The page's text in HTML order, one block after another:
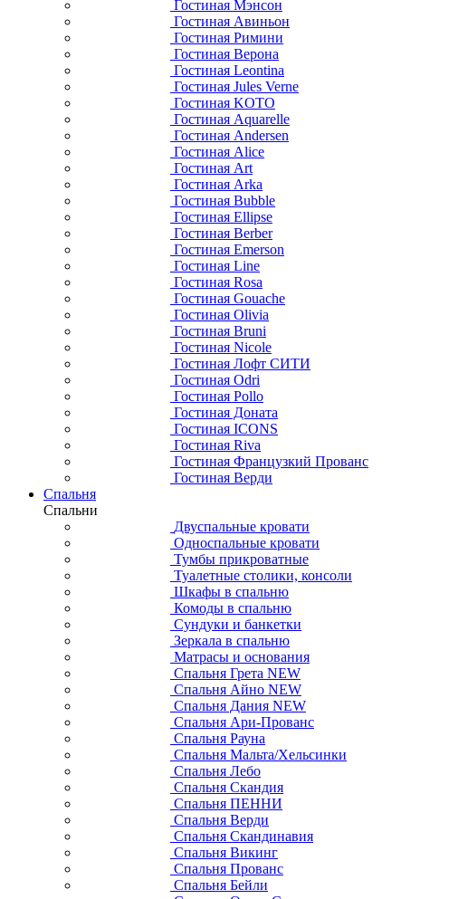
Гостиная Мэнсон
Гостиная Авиньон
Гостиная Римини
Гостиная Верона
Гостиная Leontina
Гостиная Jules Verne
Гостиная KOTO
Гостиная Aquarelle
Гостиная Andersen
Гостиная Alice
Гостиная Art
Гостиная Arka
Гостиная Bubble
Гостиная Ellipse
Гостиная Berber
Гостиная Emerson
Гостиная Line
Гостиная Rosa
Гостиная Gouache
Гостиная Olivia
Гостиная Bruni
Гостиная Nicole
Гостиная Лофт СИТИ
Гостиная Odri
Гостиная Pollo
Гостиная Доната
Гостиная ICONS
Гостиная Riva
Гостиная Французкий Прованс
Гостиная Верди
Спальня
Спальни
Двуспальные кровати
Односпальные кровати
Тумбы прикроватные
Туалетные столики, консоли
Шкафы в спальню
Комоды в спальню
Сундуки и банкетки
Зеркала в спальню
Матрасы и основания
Спальня Грета NEW
Спальня Айно NEW
Спальня Дания NEW
Спальня Ари-Прованс
Спальня Рауна
Спальня Мальта/Хельсинки
Спальня Лебо
Спальня Скандия
Спальня ПЕННИ
Спальня Верди
Спальня Скандинавия
Спальня Викинг
Спальня Прованс
Спальня Бейли